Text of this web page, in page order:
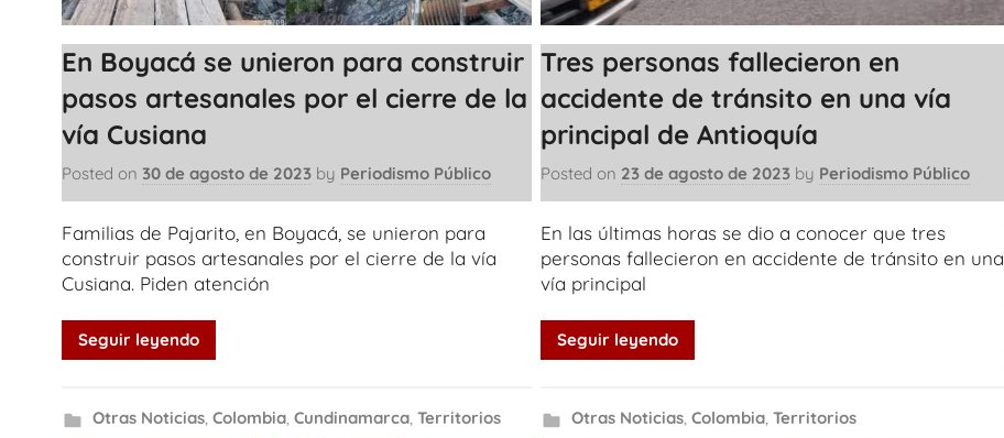
En Boyacá se unieron para construir
pasos artesanales por el cierre de la
vía Cusiana
Posted on 30 de agosto de 2023 by Periodismo Público
Familias de Pajarito, en Boyacá, se unieron para
construir pasos artesanales por el cierre de la vía
Cusiana. Piden atención
Seguir leyendo
Otras Noticias, Colombia, Cundinamarca, Territorios
Tres personas fallecieron en
accidente de tránsito en una vía
principal de Antioquía
Posted on 23 de agosto de 2023 by Periodismo Público
En las últimas horas se dio a conocer que tres
personas fallecieron en accidente de tránsito en una
vía principal
Seguir leyendo
Otras Noticias, Colombia, Territorios